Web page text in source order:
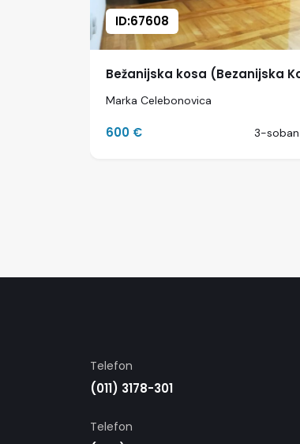
ID:67608
Bežanijska kosa (Bezanijska
Marka Celebonovica
600 € 3-soban
Telefon
(011) 3178-301
Telefon